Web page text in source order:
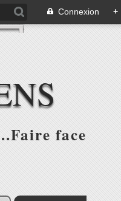
Connexion +
face